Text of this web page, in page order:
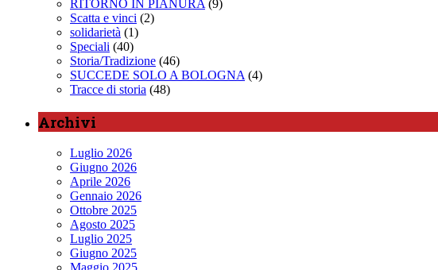
RITORNO IN PIANURA (9)
Scatta e vinci (2)
solidarietà (1)
Speciali (40)
Storia/Tradizione (46)
SUCCEDE SOLO A BOLOGNA (4)
Tracce di storia (48)
Archivi
Luglio 2026
Giugno 2026
Aprile 2026
Gennaio 2026
Ottobre 2025
Agosto 2025
Luglio 2025
Giugno 2025